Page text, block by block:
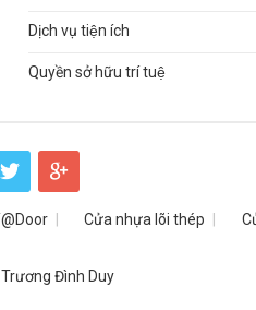
Dịch vụ tiện ích
Quyền sở hữu trí tuệ
Cửa nhựa lõi thép
Trương Đình Duy